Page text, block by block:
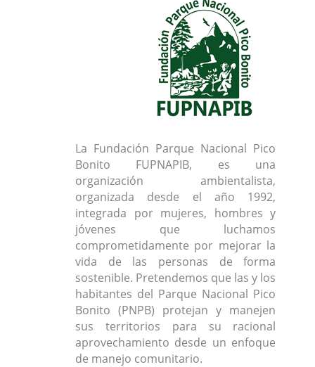
La Fundación Parque Nacional Pico
Bonito FUPNAPIB, es una
organización ambientalista,
organizada desde el año 1992,
integrada por mujeres, hombres y
jóvenes que luchamos
comprometidamente por mejorar la
vida de las personas de forma
sostenible. Pretendemos que las y los
habitantes del Parque Nacional Pico
Bonito (PNPB) protejan y manejen
sus territorios para su racional
aprovechamiento desde un enfoque
de manejo comunitario.